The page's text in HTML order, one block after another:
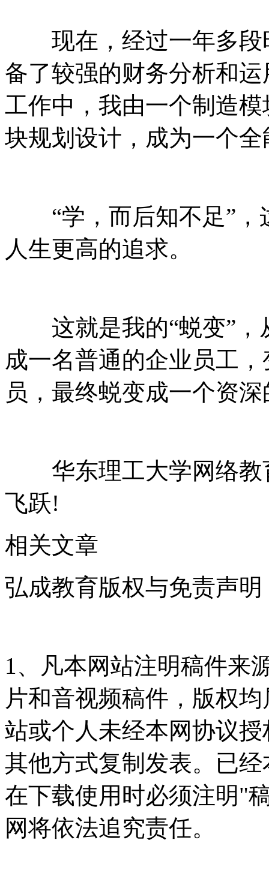
现在，经过一年多段
备了较强的财务分析和
工作中，我由一个制造
块规划设计，成为一个
“学，而后知不足”，
人生更高的追求。
这就是我的“蜕变”，
成一名普通的企业员工
员，最终蜕变成一个资
华东理工大学网络教
飞跃!
相关文章
弘成教育版权与免责声明
1、凡本网站注明稿件来
片和音视频稿件，版权
站或个人未经本网协议
其他方式复制发表。已
在下载使用时必须注明"
网将依法追究责任。